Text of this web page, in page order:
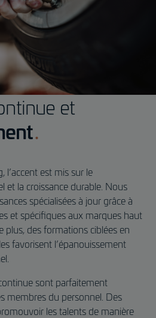
et
l’accent est mis sur le
et la croissance durable. Nous
spécialisées à jour grâce à
et spécifiques aux marques haut
plus, des formations ciblées en
favorisent l’épanouissement
sont parfaitement
membres du personnel. Des
les talents de manière